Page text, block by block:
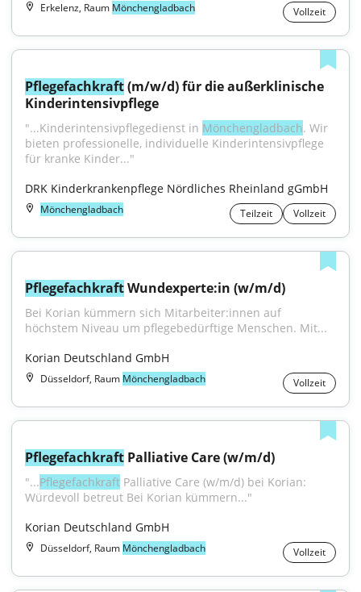
Erkelenz, Raum Mönchengladbach Vollzeit
Pflegefachkraft (m/w/d) für die außerklinische
Kinderintensivpflege
"...Kinderintensivpflegedienst in Mönchengladbach. Wir
bieten professionelle, individuelle Kinderintensivpflege
für kranke Kinder..."
DRK Kinderkrankenpflege Nördliches Rheinland gGmbH
Mönchengladbach Teilzeit Vollzeit
Pflegefachkraft Wundexperte:in (w/m/d)
Bei Korian kümmern sich Mitarbeiter:innen auf
höchstem Niveau um pflegebedürftige Menschen. Mit...
Korian Deutschland GmbH
Düsseldorf, Raum Mönchengladbach Vollzeit
Pflegefachkraft Palliative Care (w/m/d)
"...Pflegefachkraft Palliative Care (w/m/d) bei Korian:
Würdevoll betreut Bei Korian kümmern..."
Korian Deutschland GmbH
Düsseldorf, Raum Mönchengladbach Vollzeit